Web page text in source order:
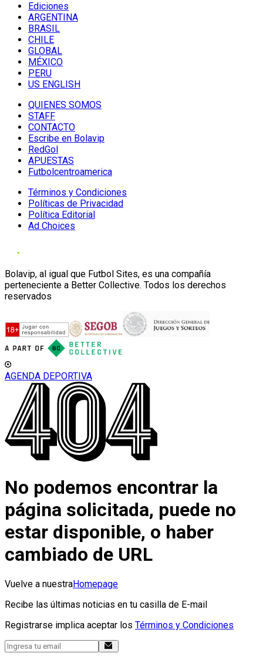
Ediciones
ARGENTINA
BRASIL
CHILE
GLOBAL
MÉXICO
PERU
US ENGLISH
QUIENES SOMOS
STAFF
CONTACTO
Escribe en Bolavip
RedGol
APUESTAS
Futbolcentroamerica
Términos y Condiciones
Políticas de Privacidad
Política Editorial
Ad Choices
Bolavip, al igual que Futbol Sites, es una compañía
perteneciente a Better Collective. Todos los derechos
reservados
AGENDA DEPORTIVA
No podemos encontrar la
página solicitada, puede no
estar disponible, o haber
cambiado de URL
Vuelve a nuestraHomepage
Recibe las últimas noticias en tu casilla de E-mail
Registrarse implica aceptar los Términos y Condiciones